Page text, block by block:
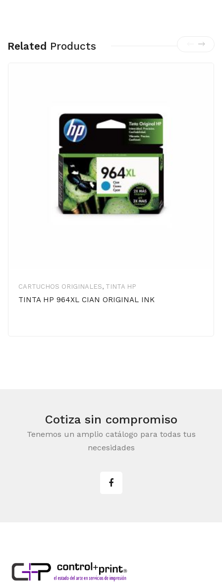
Related Products
CARTUCHOS ORIGINALES, TINTA HP
TINTA HP 964XL CIAN ORIGINAL INK
Cotiza sin compromiso
Tenemos un amplio catálogo para todas tus
necesidades